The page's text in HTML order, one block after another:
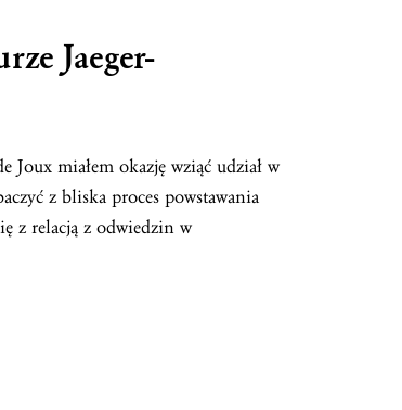
Jaeger-
miałem okazję wziąć udział w
z bliska proces powstawania
z relacją z odwiedzin w